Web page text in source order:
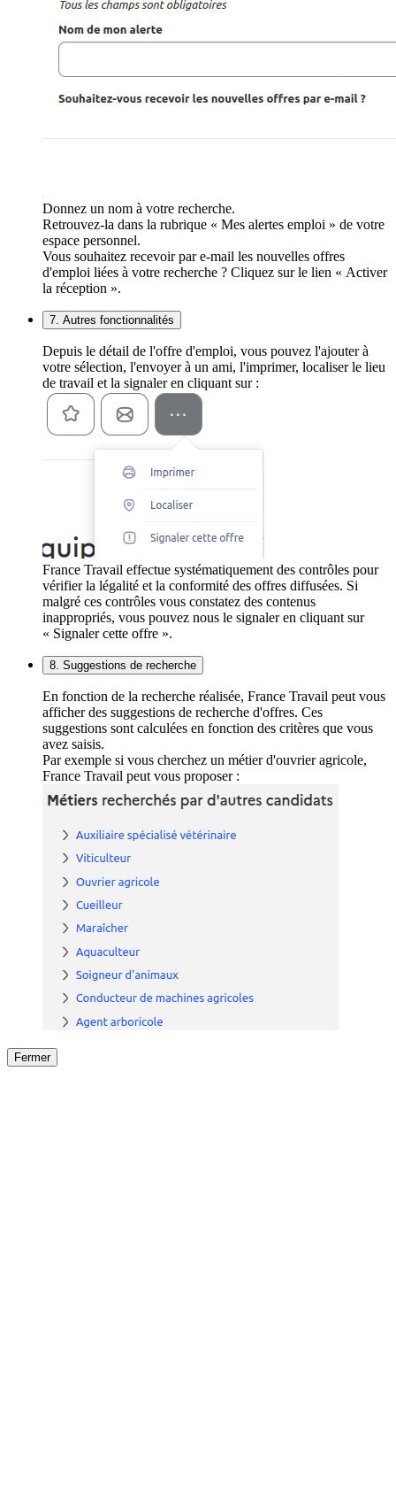
Donnez un nom à votre recherche.
Retrouvez-la dans la rubrique « Mes alertes emploi » de votre
espace personnel.
Vous souhaitez recevoir par e-mail les nouvelles offres
d'emploi liées à votre recherche ? Cliquez sur le lien « Activer
la réception ».
7. Autres fonctionnalités
Depuis le détail de l'offre d'emploi, vous pouvez l'ajouter à
votre sélection, l'envoyer à un ami, l'imprimer, localiser le lieu
de travail et la signaler en cliquant sur :
France Travail effectue systématiquement des contrôles pour
vérifier la légalité et la conformité des offres diffusées. Si
malgré ces contrôles vous constatez des contenus
inappropriés, vous pouvez nous le signaler en cliquant sur
« Signaler cette offre ».
8. Suggestions de recherche
En fonction de la recherche réalisée, France Travail peut vous
afficher des suggestions de recherche d'offres. Ces
suggestions sont calculées en fonction des critères que vous
avez saisis.
Par exemple si vous cherchez un métier d'ouvrier agricole,
France Travail peut vous proposer :
Fermer